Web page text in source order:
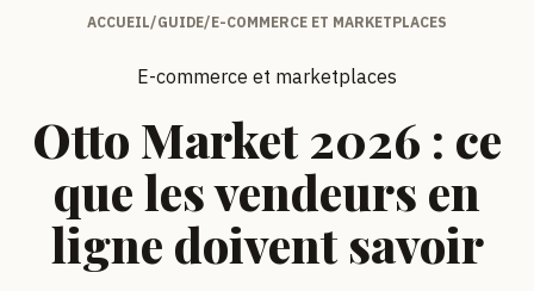
ACCUEIL/GUIDE/E-COMMERCE ET MARKETPLACES
E-commerce et marketplaces
Otto Market 2026 : ce
que les vendeurs en
ligne doivent savoir